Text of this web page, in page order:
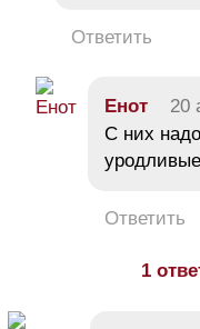
Ответить
Енот 20
С них
Ответить
1